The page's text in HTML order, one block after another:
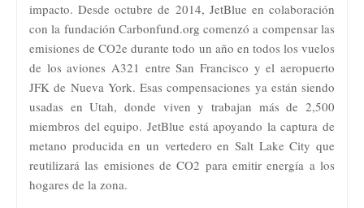
impacto. Desde octubre de 2014, JetBlue en colaboración
con la fundación Carbonfund.org comenzó a compensar las
emisiones de CO2e durante todo un año en todos los vuelos
de los aviones A321 entre San Francisco y el aeropuerto
JFK de Nueva York. Esas compensaciones ya están siendo
usadas en Utah, donde viven y trabajan más de 2,500
miembros del equipo. JetBlue está apoyando la captura de
metano producida en un vertedero en Salt Lake City que
reutilizará las emisiones de CO2 para emitir energía a los
hogares de la zona.